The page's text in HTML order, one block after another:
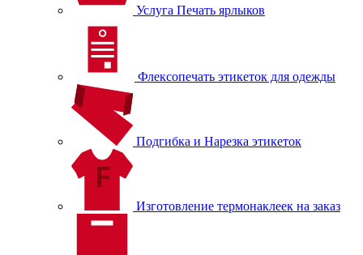
Услуга Печать ярлыков
Флексопечать этикеток для одежды
Подгибка и Нарезка этикеток
Изготовление термонаклеек на заказ